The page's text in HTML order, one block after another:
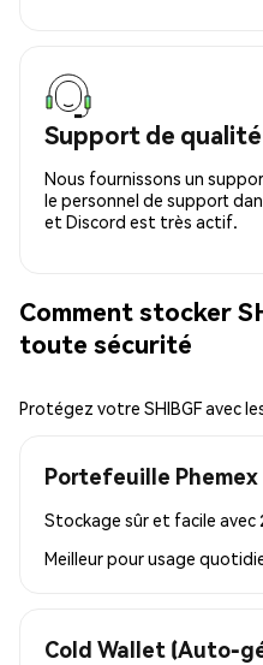
Support de
Nous fournissons un
le personnel de support
et Discord est très actif.
Comment stocker
toute sécurité
Protégez votre SHIBGF avec
Portefeuille
Stockage sûr et facile avec
Meilleur pourusage
Cold Wallet (Auto-